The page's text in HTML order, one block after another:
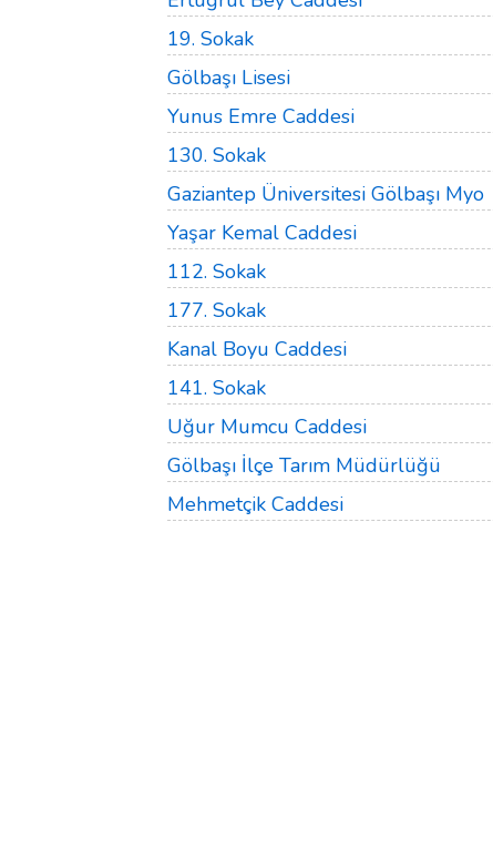
19. Sokak
Gölbaşı Lisesi
Yunus Emre Caddesi
130. Sokak
Gaziantep Üniversitesi Gölbaşı Myo
Yaşar Kemal Caddesi
112. Sokak
177. Sokak
Kanal Boyu Caddesi
141. Sokak
Uğur Mumcu Caddesi
Gölbaşı İlçe Tarım Müdürlüğü
Mehmetçik Caddesi